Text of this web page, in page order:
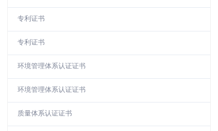
专利证书
专利证书
环境管理体系认证证书
环境管理体系认证证书
质量体系认证证书